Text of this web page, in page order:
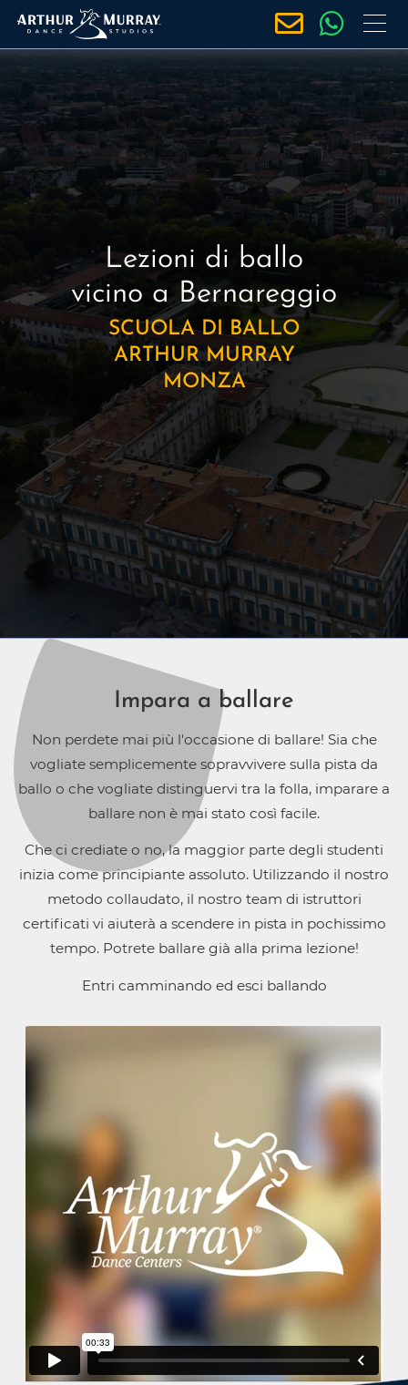
a
l
c
n
u
Lezioni di ballo
vicino a Bernareggio
SCUOLA DI BALLO
ARTHUR MURRAY
MONZA
Impara a ballare
Non perdete mai più l'occasione di ballare! Sia che
vogliate semplicemente sopravvivere sulla pista da
ballo o che vogliate distinguervi tra la folla, imparare a
ballare non è mai stato così facile.
Che ci crediate o no, la maggior parte degli studenti
inizia come principiante assoluto. Utilizzando il nostro
metodo collaudato, il nostro team di istruttori
certificati vi aiuterà a scendere in pista in pochissimo
tempo. Potrete ballare già alla prima lezione!
Entri camminando ed esci ballando